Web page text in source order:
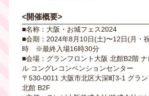
<開催概要>
■名称：⼤阪・お城フェス2024
■会期：2024年8⽉10⽇(土)〜12⽇(月・
時 ※最終入場16時30分
■会場：グランフロント⼤阪 北館B2階
ル コングレコンベンションセンター
〒530-0011 ⼤阪市北区⼤深町3-1 グラ
北館 B2F